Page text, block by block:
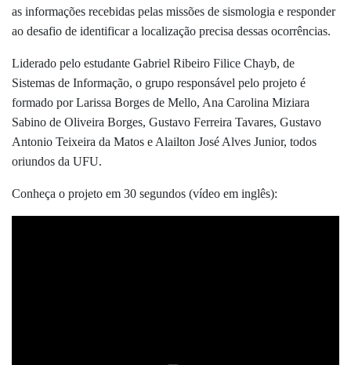
as informações recebidas pelas missões de sismologia e responder
ao desafio de identificar a localização precisa dessas ocorrências.
Liderado pelo estudante Gabriel Ribeiro Filice Chayb, de
Sistemas de Informação, o grupo responsável pelo projeto é
formado por Larissa Borges de Mello, Ana Carolina Miziara
Sabino de Oliveira Borges, Gustavo Ferreira Tavares, Gustavo
Antonio Teixeira da Matos e Alailton José Alves Junior, todos
oriundos da UFU.
Conheça o projeto em 30 segundos (vídeo em inglês):